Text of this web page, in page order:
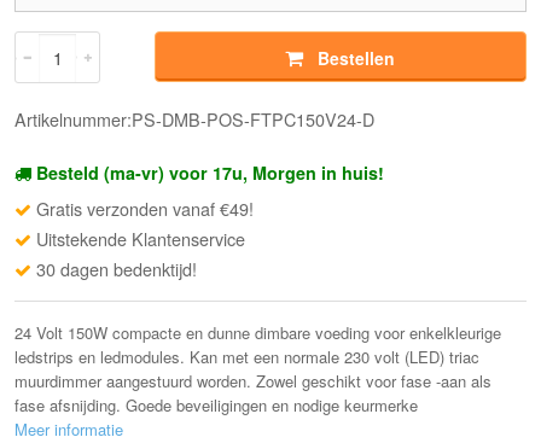
Bestellen
Artikelnummer:PS-DMB-POS-FTPC150V24-D
Besteld (ma-vr) voor 17u, Morgen in huis!
Gratis verzonden vanaf €49!
Uitstekende Klantenservice
30 dagen bedenktijd!
24 Volt 150W compacte en dunne dimbare voeding voor enkelkleurige
ledstrips en ledmodules. Kan met een normale 230 volt (LED) triac
muurdimmer aangestuurd worden. Zowel geschikt voor fase -aan als
fase afsnijding. Goede beveiligingen en nodige keurmerke
Meer informatie